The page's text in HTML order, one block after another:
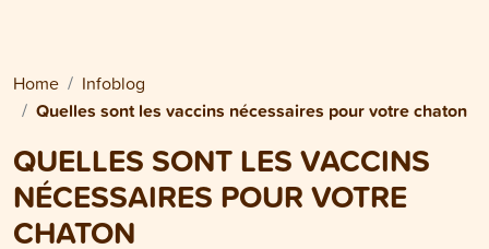
Home Infoblog
Quelles sont les vaccins nécessaires pour votre chaton
QUELLES SONT LES VACCINS
NÉCESSAIRES POUR VOTRE
CHATON